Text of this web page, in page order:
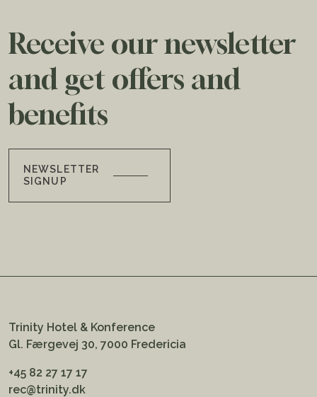
Receive our newsletter
and get offers and
benefits
NEWSLETTER
SIGNUP
Trinity Hotel & Konference
Gl. Færgevej 30, 7000 Fredericia
+45 82 27 17 17
rec@trinity.dk